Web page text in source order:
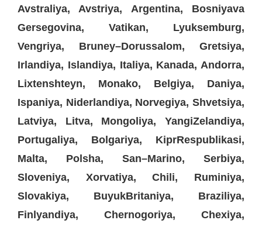
Avstraliya, Avstriya, Argentina, Bosniyava
Gersegovina, Vatikan, Lyuksemburg,
Vengriya, Bruney–Dorussalom, Gretsiya,
Irlandiya, Islandiya, Italiya, Kanada, Andorra,
Lixtenshteyn, Monako, Belgiya, Daniya,
Ispaniya, Niderlandiya, Norvegiya, Shvetsiya,
Latviya, Litva, Mongoliya, YangiZelandiya,
Portugaliya, Bolgariya, KiprRespublikasi,
Malta, Polsha, San–Marino, Serbiya,
Sloveniya, Xorvatiya, Chili, Ruminiya,
Slovakiya, BuyukBritaniya, Braziliya,
Finlyandiya, Chernogoriya, Chexiya,